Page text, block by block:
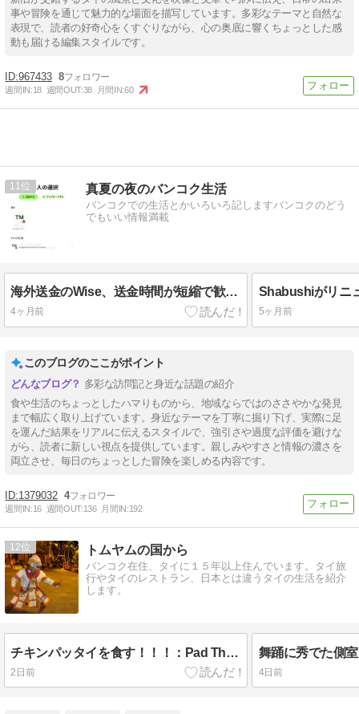
事や冒険を通じて魅力的な場面を描写しています。多彩なテーマと自然な
表現で、読者の好奇心をくすぐりながら、心の奥底に響くちょっとした感
動も届ける編集スタイルです。
967433 8
週間IN:18 週間OUT:38 月間IN:60
11 真夏の夜のバンコク生活
バンコクでの生活とかいろいろ記しますバンコクのどう
でもいい情報満載
海外送金のWise、送金時間が短縮で歓喜の巻
4ヶ月前
Shabushiがリニ
5ヶ月前
このブログのここがポイント
多彩な訪問記と身近な話題の紹介
食や生活のちょっとしたハマりものから、地域ならではのささやかな発見
まで幅広く取り上げています。身近なテーマを丁寧に掘り下げ、実際に足
を運んだ結果をリアルに伝えるスタイルで、強引さや過度な評価を避けな
がら、読者に新しい視点を提供しています。親しみやすさと情報の濃さを
両立させ、毎日のちょっとした冒険を楽しめる内容です。
1379032 4
週間IN:16 週間OUT:136 月間IN:192
12 トムヤムの国から
バンコク在住、タイに１５年以上住んでいます。タイ旅
行やタイのレストラン、日本とは違うタイの生活を紹介
します。
チキンパッタイを食す！！！：Pad Thai & Tom Yum 2
2日前 4日前